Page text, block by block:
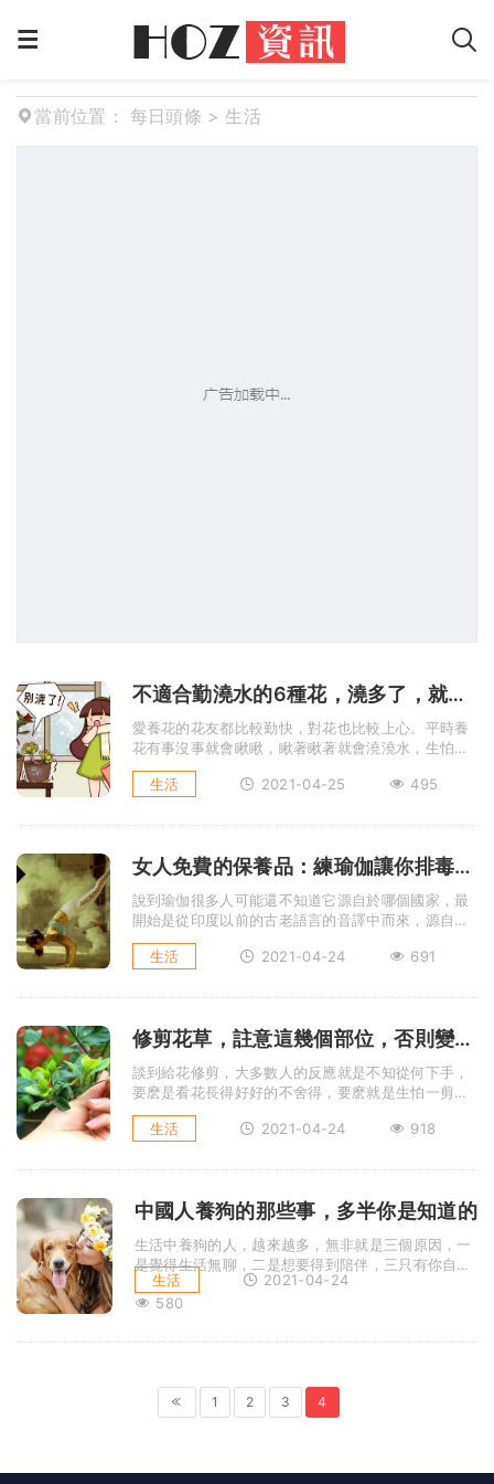
當前位置： 每日頭條 > 生活
不適合勤澆水的6種花，澆多了，就黃葉！
愛養花的花友都比較勤快，對花也比較上心。平時養
花有事沒事就會瞅瞅，瞅著瞅著就會澆澆水，生怕
花“渴著了''。雖然花生長確 ...
生活
2021-04-25 495
女人免費的保養品：練瑜伽讓你排毒養顏更加年輕
說到瑜伽很多人可能還不知道它源自於哪個國家，最
開始是從印度以前的古老語言的音譯中而來，源自古
印度，是古印度學派中的一 ...
生活
2021-04-24 691
修剪花草，註意這幾個部位，否則變成“一剪沒”！
談到給花修剪，大多數人的反應就是不知從何下手，
要麽是看花長得好好的不舍得，要麽就是生怕一剪子
下去剪錯地方整盆花就毀了 ...
生活
2021-04-24 918
中國人養狗的那些事，多半你是知道的
生活中養狗的人，越來越多，無非就是三個原因，一
是覺得生活無聊，二是想要得到陪伴，三只有你自己
知道！養狗確實是個不錯的 ...
生活
2021-04-24
580
1 2 3 4